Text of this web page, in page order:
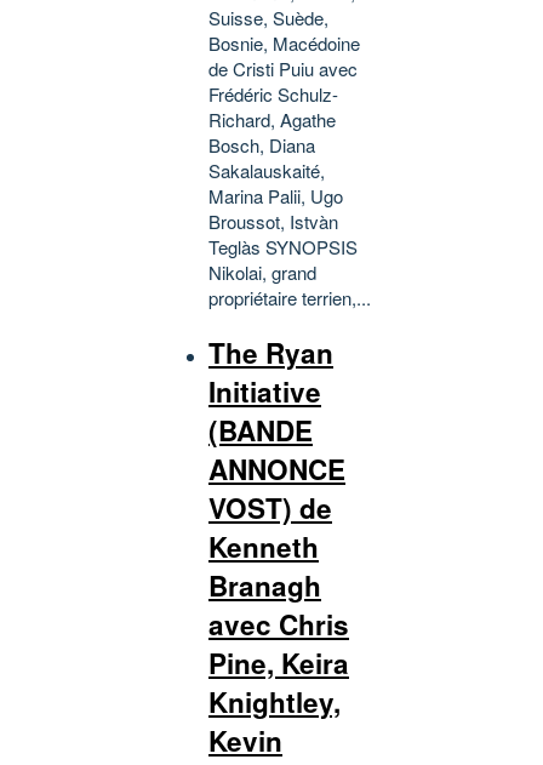
Suisse, Suède,
Bosnie, Macédoine
de Cristi Puiu avec
Frédéric Schulz-
Richard, Agathe
Bosch, Diana
Sakalauskaité,
Marina Palii, Ugo
Broussot, Istvàn
Teglàs SYNOPSIS
Nikolai, grand
propriétaire terrien,...
The Ryan
Initiative
(BANDE
ANNONCE
VOST) de
Kenneth
Branagh
avec Chris
Pine, Keira
Knightley,
Kevin